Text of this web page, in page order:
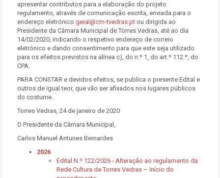
apresentar contributos para a elaboração do projeto
regulamento, através de comunicação escrita, enviada para o
endereço eletrónico geral@cm-tvedras.pt ou dirigida ao
Presidente da Câmara Municipal de Torres Vedras, até ao dia
14/02/2020, indicando o respetivo endereço de correio
eletrónico e dando consentimento para que este seja utilizado
para os efeitos previstos na alínea c), do n.º 1, do art.º 112.º, do
CPA.
PARA CONSTAR e devidos efeitos, se publica o presente Edital e
outros de igual teor, que vão ser afixados nos lugares públicos
do costume.
Torres Vedras, 24 de janeiro de 2020
O Presidente da Câmara Municipal,
Carlos Manuel Antunes Bernardes
2026
Edital N.º 122/2026 - Alteração ao regulamento da
Rede Cultura de Torres Vedras – Início do